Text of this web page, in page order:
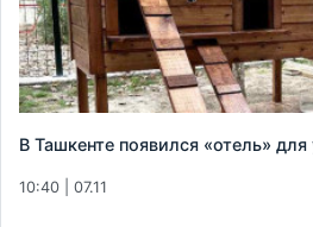
В Ташкенте появился «отель»
10:40 | 07.11